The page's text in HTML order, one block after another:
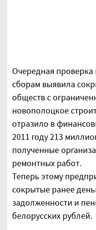
Очередная
сборам выявила
обществ с
новополоцкое
отразило в
2011 году 213
полученные
ремонтных работ.
Теперь этому
сокрытые ранее
задолженности и
белорусских рублей.